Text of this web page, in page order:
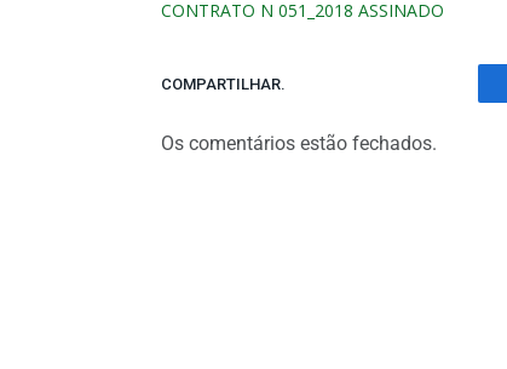
CONTRATO N 051_2018 ASSINADO
COMPARTILHAR.
Os comentários estão fechados.